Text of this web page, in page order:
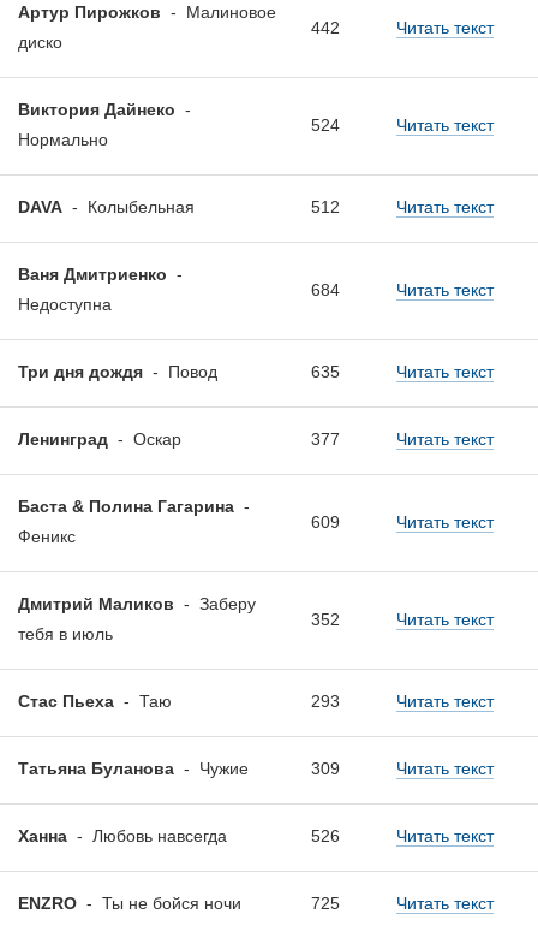
Артур Пирожков - Малиновое
диско
442 Читать текст
Виктория Дайнеко -
Нормально
524 Читать текст
DAVA - Колыбельная 512 Читать текст
Ваня Дмитриенко -
Недоступна
684 Читать текст
Три дня дождя - Повод 635 Читать текст
Ленинград - Оскар 377 Читать текст
Баста & Полина Гагарина -
Феникс
609 Читать текст
Дмитрий Маликов - Заберу
тебя в июль
352 Читать текст
Стас Пьеха - Таю 293 Читать текст
Татьяна Буланова - Чужие 309 Читать текст
Ханна - Любовь навсегда 526 Читать текст
ENZRO - Ты не бойся ночи 725 Читать текст